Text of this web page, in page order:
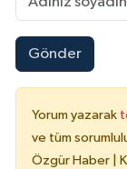
Gönder
Yorum yazarak
ve tüm
Özgür Haber |